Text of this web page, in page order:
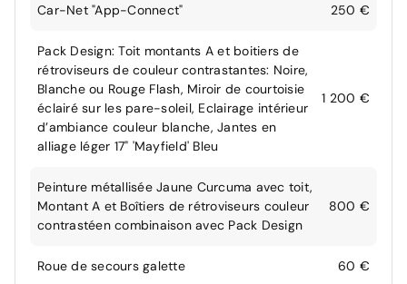
Car-Net "App-Connect" 250 €
Pack Design: Toit montants A et boitiers de
rétroviseurs de couleur contrastantes: Noire,
Blanche ou Rouge Flash, Miroir de courtoisie
éclairé sur les pare-soleil, Eclairage intérieur
d’ambiance couleur blanche, Jantes en
alliage léger 17" 'Mayfield' Bleu
1 200 €
Peinture métallisée Jaune Curcuma avec toit,
Montant A et Boîtiers de rétroviseurs couleur
contrastéen combinaison avec Pack Design
800 €
Roue de secours galette 60 €